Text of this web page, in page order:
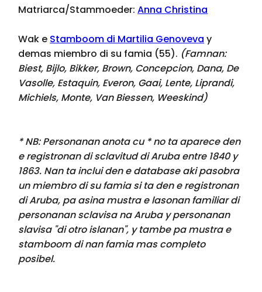
Matriarca/Stammoeder:Anna Christina
Wak e Stamboom di Martilia Genoveva y
demas miembro di su famia (55). (Famnan:
Biest, Bijlo, Bikker, Brown, Concepcion, Dana, De
Vasolle, Estaquin, Everon, Gaai, Lente, Liprandi,
Michiels, Monte, Van Biessen, Weeskind)
* NB: Personanan anota cu * no ta aparece den
e registronan di sclavitud di Aruba entre 1840 y
1863. Nan ta inclui den e database aki pasobra
un miembro di su famia si ta den e registronan
di Aruba, pa asina mustra e lasonan familiar di
personanan sclavisa na Aruba y personanan
slavisa "di otro islanan", y tambe pa mustra e
stamboom di nan famia mas completo
posibel.